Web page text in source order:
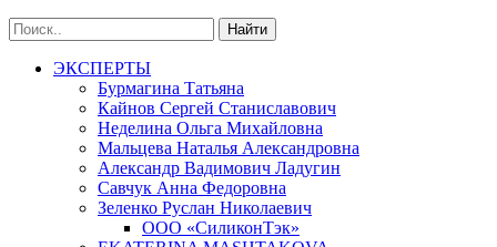
ЭКСПЕРТЫ
Бурмагина Татьяна
Кайнов Сергей Станиславович
Неделина Ольга Михайловна
Мальцева Наталья Александровна
Александр Вадимович Ладугин
Савчук Анна Федоровна
Зеленко Руслан Николаевич
ООО «СиликонТэк»